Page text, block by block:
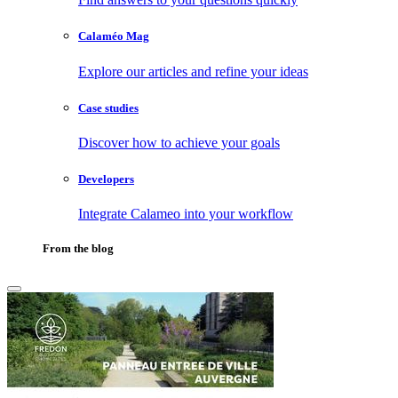
Calaméo Mag
Explore our articles and refine your ideas
Case studies
Discover how to achieve your goals
Developers
Integrate Calameo into your workflow
From the blog